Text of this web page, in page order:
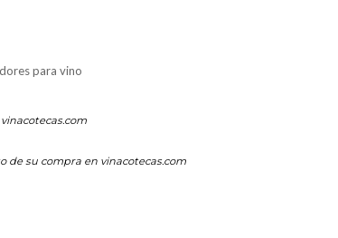
para vino
de su compra en vinacotecas.com